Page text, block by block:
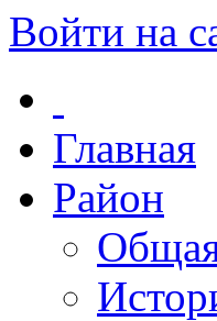
Войти на
Главная
Район